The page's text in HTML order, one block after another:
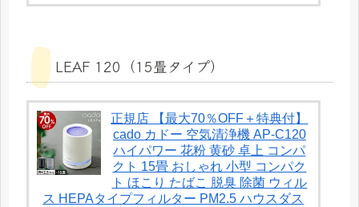
LEAF 120（15畳タイプ）
正規店 【最大70％OFF＋特典付】
cado カドー 空気清浄機 AP-C120
ハイパワー 花粉 黄砂 卓上 コンパ
クト 15畳 おしゃれ 小型 コンパク
ト ほこり たばこ 脱臭 除菌 ウィル
ス HEPAタイプフィルター PM2.5 ハウスダス